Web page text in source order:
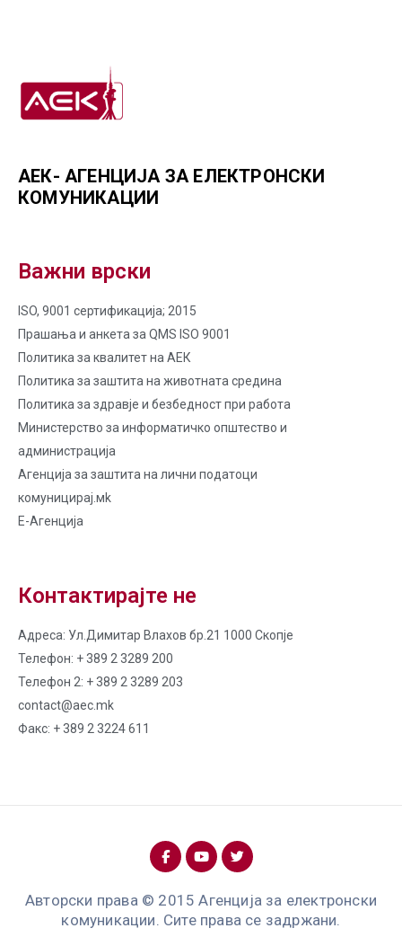
АЕК- АГЕНЦИЈА ЗА ЕЛЕКТРОНСКИ
КОМУНИКАЦИИ
Важни врски
ISO, 9001 сертификација; 2015
Прашања и анкета за QMS ISO 9001
Политика за квалитет на AЕК
Политика за заштита на животната средина
Политика за здравје и безбедност при работа
Министерство за информатичко општество и
администрација
Агенција за заштита на лични податоци
комуницирај.мk
Е-Агенција
Контактирајте не
Адреса: Ул.Димитар Влахов бр.21 1000 Скопје
Телефон: + 389 2 3289 200
Телефон 2: + 389 2 3289 203
contact@aec.mk
Факс: + 389 2 3224 611
Авторски права © 2015 Агенција за електронски
комуникации. Сите права се задржани.